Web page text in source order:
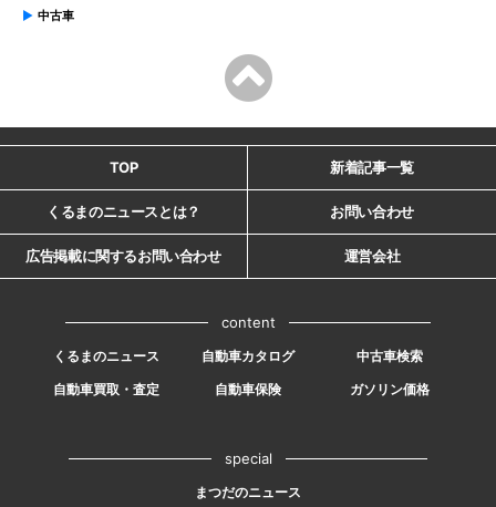
中古車
TOP 新着記事一覧
くるまのニュースとは？ お問い合わせ
広告掲載に関するお問い合わせ 運営会社
content
くるまのニュース 自動車カタログ
中古車検索
自動車買取・査定
自動車保険 ガソリン価格
special
まつだのニュース